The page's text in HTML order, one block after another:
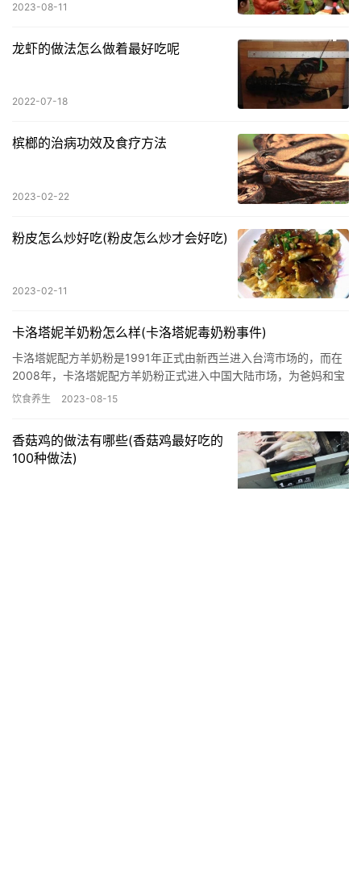
2023-08-11
龙虾的做法怎么做着最好吃呢
2022-07-18
槟榔的治病功效及食疗方法
2023-02-22
粉皮怎么炒好吃(粉皮怎么炒才会好吃)
2023-02-11
卡洛塔妮羊奶粉怎么样(卡洛塔妮毒奶粉事件)
卡洛塔妮配方羊奶粉是1991年正式由新西兰进入台湾市场的，而在
2008年，卡洛塔妮配方羊奶粉正式进入中国大陆市场，为爸妈和宝
宝提供最优质的羊奶粉。要说这款奶粉怎么样，可以从下面几个…
饮食养生 2023-08-15
香菇鸡的做法有哪些(香菇鸡最好吃的
100种做法)